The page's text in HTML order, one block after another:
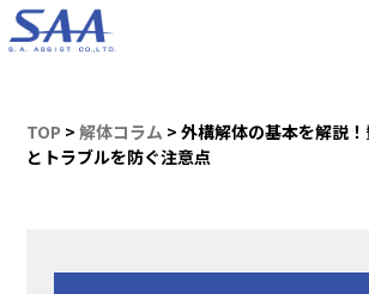
TOP >解体コラム >外構解体の基本を解説
とトラブルを防ぐ注意点